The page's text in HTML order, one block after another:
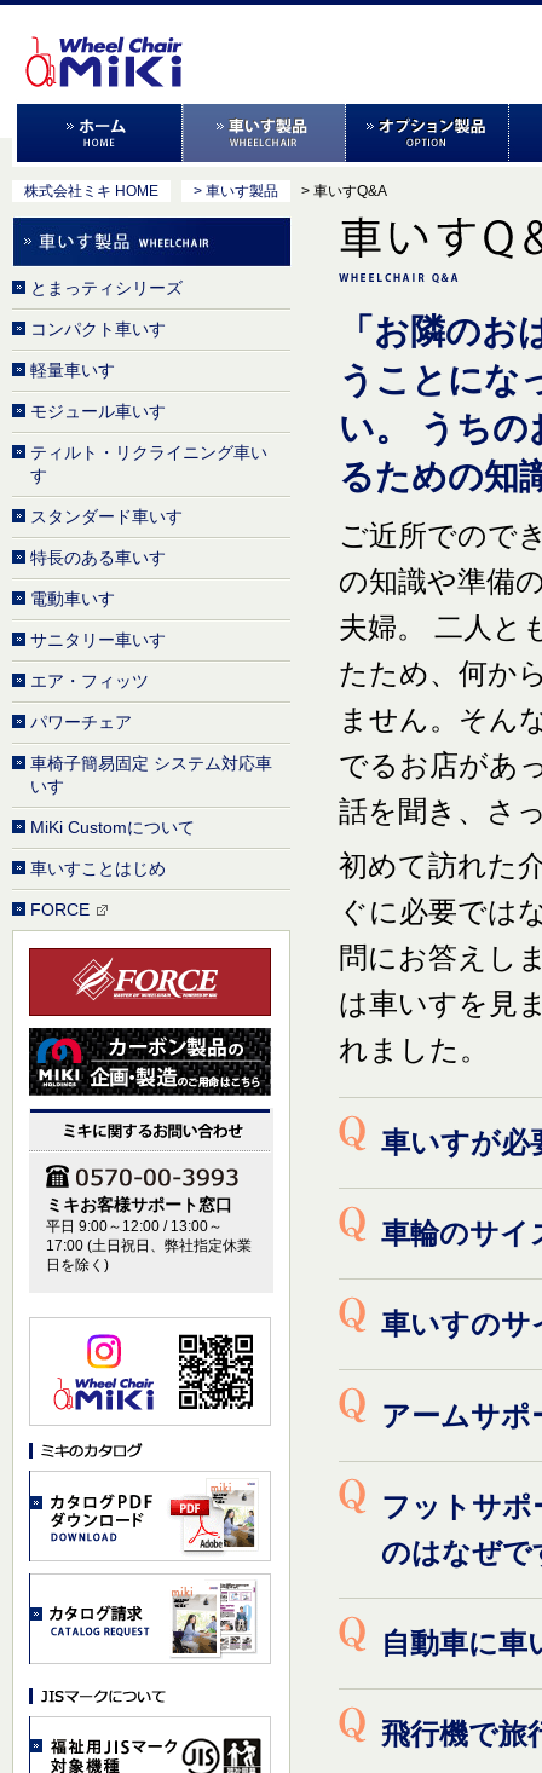
株式会社ミキ HOME > 車いす製品 > 車いすQ&A
「お隣の
うことにな
い。 うちの
るための知
ご近所でので
の知識や準備
夫婦。 二人と
たため、何か
ません。そん
でるお店があ
話を聞き、さ
初めて訪れた
ぐに必要では
問にお答えし
は車いすを見
れました。
車いすが必
車輪のサイ
車いすのサ
アームサポ
フットサ
のはなぜで
自動車に車
飛行機で旅
とまっティシリーズ
コンパクト車いす
軽量車いす
モジュール車いす
ティルト・リクライニング車い
す
スタンダード車いす
特長のある車いす
電動車いす
サニタリー車いす
エア・フィッツ
パワーチェア
車椅子簡易固定 システム対応車
いす
MiKi Customについて
車いすことはじめ
FORCE
ミキお客様サポート窓口
平日 9:00～12:00 / 13:00～
17:00 (土日祝日、弊社指定休業
日を除く)